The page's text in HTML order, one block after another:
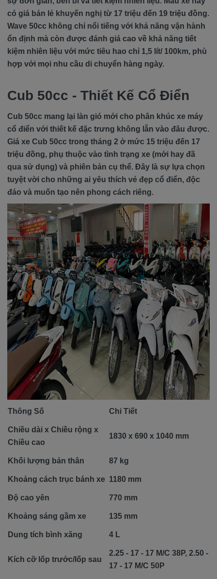
có giá bán lẻ khuyến nghị từ 17 triệu đến 19 triệu đồng.
Wave 50cc không chỉ nổi tiếng với khả năng vận hành
ổn định mà còn được đánh giá cao về khả năng tiết
kiệm nhiên liệu với mức tiêu hao chỉ 1,5 lít/ 100km, phù
hợp với mọi nhu cầu di chuyển hàng ngày.
Cub 50cc - Thiết Kế Cổ Điển
Cub 50cc mang lại làn gió mới cho phân khúc xe máy
cổ điển với thiết kế đặc trưng không lẫn vào đâu được.
Giá xe Cub 50cc trong tháng 2 ở mức 15 triệu đến 17
triệu đồng, phụ thuộc vào tình trạng xe (mới hay đã
qua sử dụng) và phiên bản cụ thể. Đây là sự lựa chọn
tuyệt vời cho những ai yêu thích vẻ đẹp cổ điển, độc
đáo và muốn tạo nên phong cách riêng.
Thông Số Chi Tiết
Chiều dài x Chiều rộng x
Chiều cao
1830 x 690 x 1040 mm
Khối lượng bản thân 87 kg
Khoảng cách trục bánh xe 1180 mm
Độ cao yên 770 mm
Khoảng sáng gầm xe 135 mm
Dung tích bình xăng 4 L
Kích cỡ lốp trước/lốp sau
2.25 - 17 - 17 M/C 38P, 2.50 -
17 - 17 M/C 50P